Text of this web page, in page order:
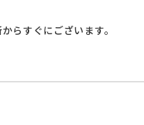
らすぐにございます。